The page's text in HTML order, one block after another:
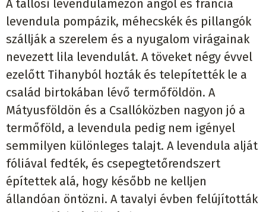
A tallósi levendulamezőn angol és francia
levendula pompázik, méhecskék és pillangók
szállják a szerelem és a nyugalom virágainak
nevezett lila levendulát. A töveket négy évvel
ezelőtt Tihanyból hozták és telepítették le a
család birtokában lévő termőföldön. A
Mátyusföldön és a Csallóközben nagyon jó a
termőföld, a levendula pedig nem igényel
semmilyen különleges talajt. A levendula alját
fóliával fedték, és csepegtetőrendszert
építettek alá, hogy később ne kelljen
állandóan öntözni. A tavalyi évben felújították